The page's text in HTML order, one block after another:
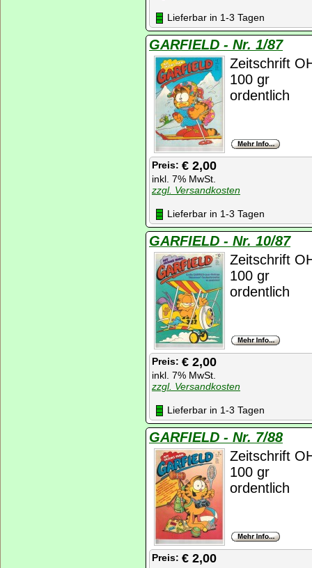
Lieferbar in 1-3 Tagen
GARFIELD - Nr. 1/87
Zeitschrift
100 gr
ordentlich
Preis: € 2,00
inkl. 7% MwSt.
zzgl. Versandkosten
Lieferbar in 1-3 Tagen
GARFIELD - Nr. 10/87
Zeitschrift
100 gr
ordentlich
Preis: € 2,00
inkl. 7% MwSt.
zzgl. Versandkosten
Lieferbar in 1-3 Tagen
GARFIELD - Nr. 7/88
Zeitschrift
100 gr
ordentlich
Preis: € 2,00